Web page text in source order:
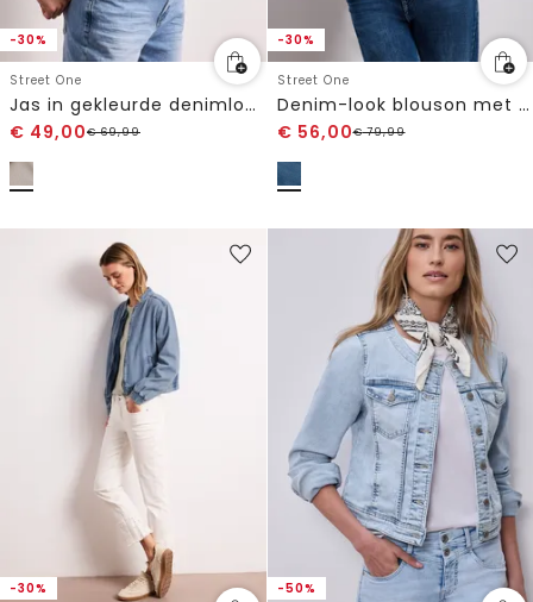
-30%
Street One
Jas in gekleurde denimlook met zakken
€ 49,00€69,99
-30%
Street One
Denim-look blouson met ritssluiting
€ 56,00€79,99
-30% -50%